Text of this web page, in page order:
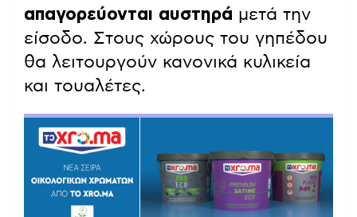
απαγορεύονται αυστηρά μετά την
είσοδο. Στους χώρους του γηπέδου
θα λειτουργούν κανονικά κυλικεία
και τουαλέτες.